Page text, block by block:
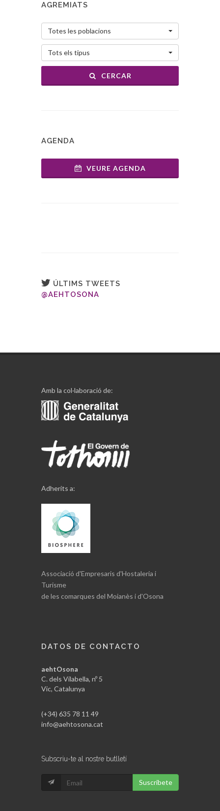
AGREMIATS
Totes les poblacions
Tots els tipus
CERCAR
AGENDA
VEURE AGENDA
ÚLTIMS TWEETS
@AEHTOSONA
Amb la col·laboració de:
Adherits a:
Associació d'Empresaris d'Hostaleria i
Turisme
de les comarques del Moianès i d'Osona
DATOS DE CONTACTO
aehtOsona
C. dels Vilabella, nº 5
Vic, Catalunya
(+34) 635 78 11 49
info@aehtosona.cat
Subscriu-te al nostre butlletí
Suscribete